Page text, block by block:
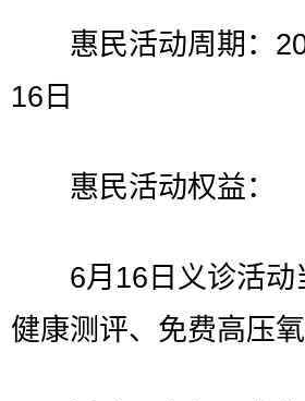
惠民活动周期：
16日
惠民活动权益：
6月16日义诊活动
健康测评、免费高压氧